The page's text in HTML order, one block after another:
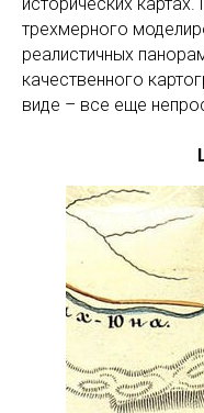
трехмерного
реалистичных
качественного
виде – все еще